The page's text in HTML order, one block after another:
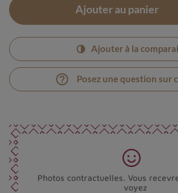
Ajouter au panier
Ajouter à la
help_outline Posez une question sur
Photos contractuelles. Vous
voyez